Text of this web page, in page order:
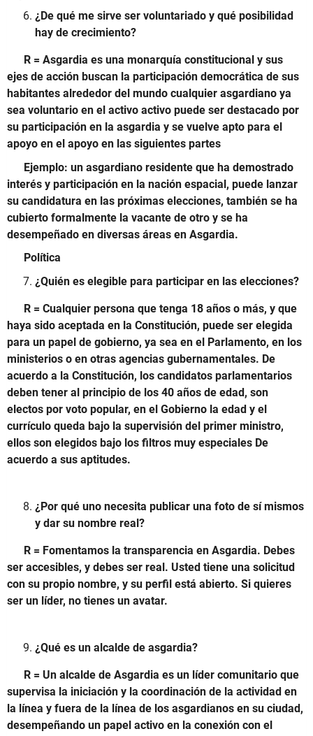
¿De qué me sirve ser voluntariado y qué posibilidad
hay de crecimiento?
R = Asgardia es una monarquía constitucional y sus
ejes de acción buscan la participación democrática de sus
habitantes alrededor del mundo cualquier asgardiano ya
sea voluntario en el activo activo puede ser destacado por
su participación en la asgardia y se vuelve apto para el
apoyo en el apoyo en las siguientes partes
Ejemplo: un asgardiano residente que ha demostrado
interés y participación en la nación espacial, puede lanzar
su candidatura en las próximas elecciones, también se ha
cubierto formalmente la vacante de otro y se ha
desempeñado en diversas áreas en Asgardia.
Política
¿Quién es elegible para participar en las elecciones?
R = Cualquier persona que tenga 18 años o más, y que
haya sido aceptada en la Constitución, puede ser elegida
para un papel de gobierno, ya sea en el Parlamento, en los
ministerios o en otras agencias gubernamentales. De
acuerdo a la Constitución, los candidatos parlamentarios
deben tener al principio de los 40 años de edad, son
electos por voto popular, en el Gobierno la edad y el
currículo queda bajo la supervisión del primer ministro,
ellos son elegidos bajo los filtros muy especiales De
acuerdo a sus aptitudes.
¿Por qué uno necesita publicar una foto de sí mismos
y dar su nombre real?
R = Fomentamos la transparencia en Asgardia. Debes
ser accesibles, y debes ser real. Usted tiene una solicitud
con su propio nombre, y su perfil está abierto. Si quieres
ser un líder, no tienes un avatar.
¿Qué es un alcalde de asgardia?
R = Un alcalde de Asgardia es un líder comunitario que
supervisa la iniciación y la coordinación de la actividad en
la línea y fuera de la línea de los asgardianos en su ciudad,
desempeñando un papel activo en la conexión con el